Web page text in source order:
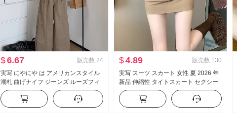
$6.67 販売数 24
実写 にやにや は アメリカンスタイル
潮札 曲げナイフ ジーンズ ルーズフィ
ット ワイド 脚 カジュアル ズボン
$4.89 販売数 130
実写 スーツ スカート 女性 夏 2026 年
新品 伸縮性 タイトスカート セクシー
セクシースタイル ハイウエスト A字
ミニスカート